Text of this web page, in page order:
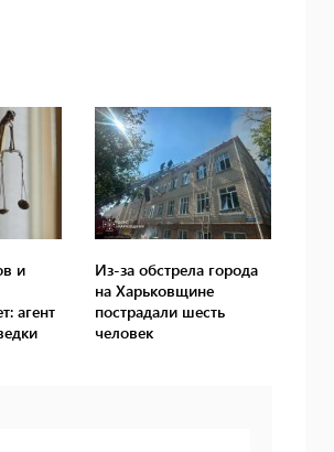
и
агент
Из-за обстрела города
на Харьковщине
пострадали шесть
человек